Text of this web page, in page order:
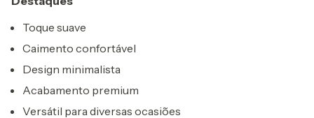
Toque suave
Caimento confortável
Design minimalista
Acabamento premium
Versátil para diversas ocasiões